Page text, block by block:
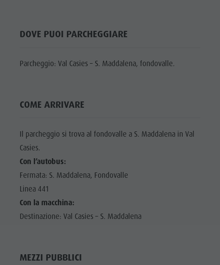
Guide A-Z
DOVE PUOI PARCHEGGIARE
Parcheggio: Val Casies – S. Maddalena, fondovalle.
COME ARRIVARE
Il parcheggio si trova al fondovalle a S. Maddalena in Val
Casies.
Con l’autobus:
Fermata: S. Maddalena, Fondovalle
Linea 441
Con la macchina:
Destinazione: Val Casies – S. Maddalena
MEZZI PUBBLICI